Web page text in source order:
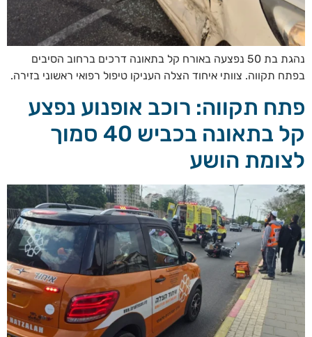
נהגת בת 50 נפצעה באורח קל בתאונה דרכים ברחוב הסיבים
בפתח תקווה. צוותי איחוד הצלה העניקו טיפול רפואי ראשוני בזירה.
פתח תקווה: רוכב אופנוע נפצע
קל בתאונה בכביש 40 סמוך
לצומת הושע